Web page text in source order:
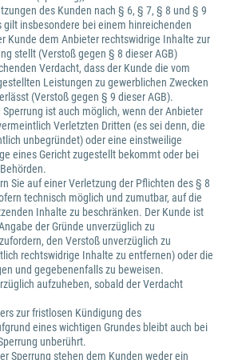
des Kunden nach § 6, § 7, § 8 und § 9
gilt insbesondere bei einem hinreichenden
Kunde dem Anbieter rechtswidrige Inhalte zur
stellt (Verstoß gegen § 8 dieser AGB)
Verdacht, dass der Kunde die vom
Leistungen zu gewerblichen Zwecken
(Verstoß gegen § 9 dieser AGB).
ist auch möglich, wenn der Anbieter
Verletzten Dritten (es sei denn, die
unbegründet) oder eine einstweilige
eines Gericht zugestellt bekommt oder bei
Sie auf einer Verletzung der Pflichten des § 8
technisch möglich und zumutbar, auf die
Inhalte zu beschränken. Der Kunde ist
der Gründe unverzüglich zu
den Verstoß unverzüglich zu
rechtswidrige Inhalte zu entfernen) oder die
und gegebenenfalls zu beweisen.
aufzuheben, sobald der Verdacht
zur fristlosen Kündigung des
eines wichtigen Grundes bleibt auch bei
unberührt.
Sperrung stehen dem Kunden weder ein